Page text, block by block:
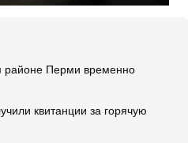
районе Перми временно
квитанции за горячую